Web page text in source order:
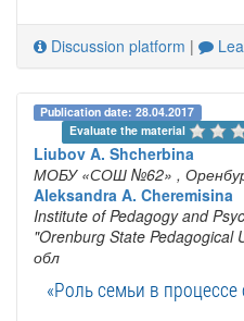
Discussion platform |
Publication date: 28.04.2017
Evaluate the material
Liubov A. Shcherbina
МОБУ «СОШ №62» ,
Aleksandra A. Cheremisina
Institute of Pedagogy and
"Orenburg State Pedagogical
обл
«Роль семьи в